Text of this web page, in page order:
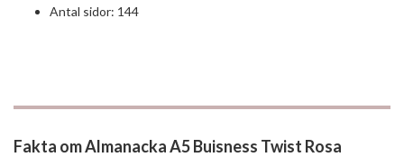
Antal sidor: 144
Fakta om Almanacka A5 Buisness Twist Rosa